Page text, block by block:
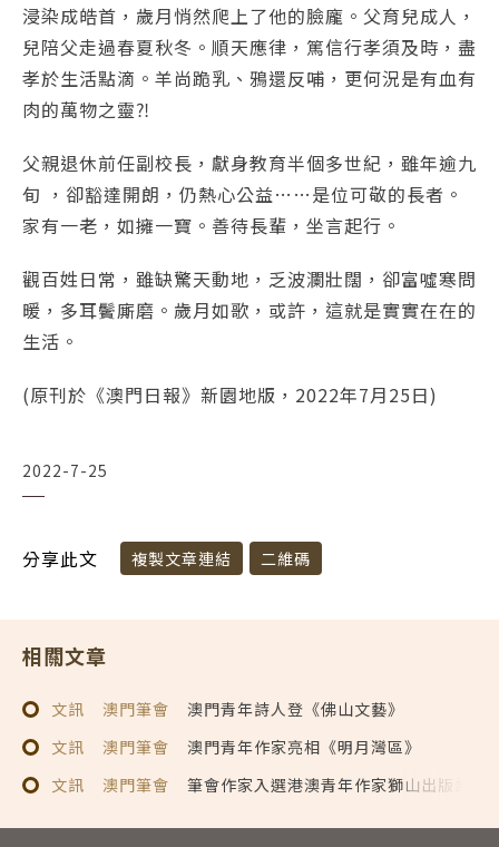
浸染成皓首，歲月悄然爬上了他的臉龐。父育兒成人，
兒陪父走過春夏秋冬。順天應律，篤信行孝須及時，盡
孝於生活點滴。羊尚跪乳、鴉還反哺，更何況是有血有
肉的萬物之靈⁈
父親退休前任副校長，獻身教育半個多世紀，雖年逾九
旬 ，卻豁達開朗，仍熱心公益……是位可敬的長者。
家有一老，如擁一寶。善待長輩，坐言起行。
觀百姓日常，雖缺驚天動地，乏波瀾壯闊，卻富噓寒問
暖，多耳鬢廝磨。歲月如歌，或許，這就是實實在在的
生活。
(原刊於《澳門日報》新園地版，2022年7月25日)
2022-7-25
分享此文 複製文章連結 二維碼
相關文章
文訊 澳門筆會
澳門青年詩人登《佛山文藝》
文訊
澳門筆會
澳門青年作家亮相《明月灣區》
文訊
澳門筆會 筆會作家入選港澳青年作家獅山出版計劃